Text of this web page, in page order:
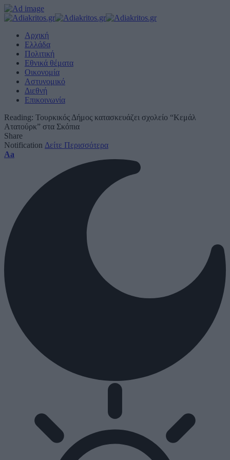
Αρχική
Ελλάδα
Πολιτική
Εθνικά θέματα
Οικονομία
Αστυνομικό
Διεθνή
Επικοινωνία
Reading: Τουρκικός Δήμος κατασκευάζει σχολείο “Κεμάλ
Ατατούρκ” στα Σκόπια
Share
Notification Δείτε Περισσότερα
Font
Aa